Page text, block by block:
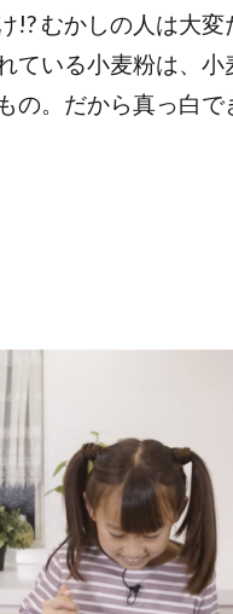
!? むかしの人は大
ている小麦粉は、
の。だから真っ白